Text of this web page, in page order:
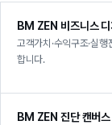
BM ZEN 비즈니스
고객가치·수익구조·실
합니다.
BM ZEN 진단 캔버스